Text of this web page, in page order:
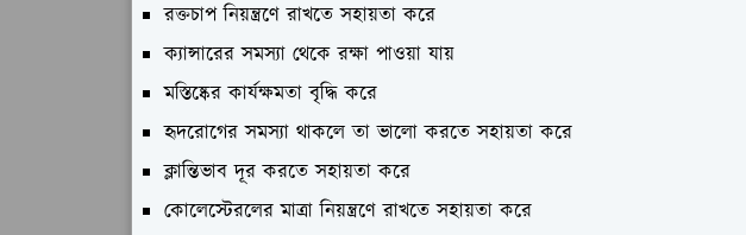
রক্তচাপ নিয়ন্ত্রণে রাখতে সহায়তা করে
ক্যান্সারের সমস্যা থেকে রক্ষা পাওয়া যায়
মস্তিষ্কের কার্যক্ষমতা বৃদ্ধি করে
হৃদরোগের সমস্যা থাকলে তা ভালো করতে সহায়তা করে
ক্লান্তিভাব দূর করতে সহায়তা করে
কোলেস্টেরলের মাত্রা নিয়ন্ত্রণে রাখতে সহায়তা করে